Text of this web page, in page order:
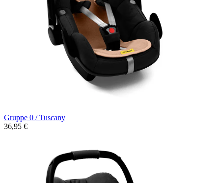
Gruppe 0 / Tuscany
36,95 €